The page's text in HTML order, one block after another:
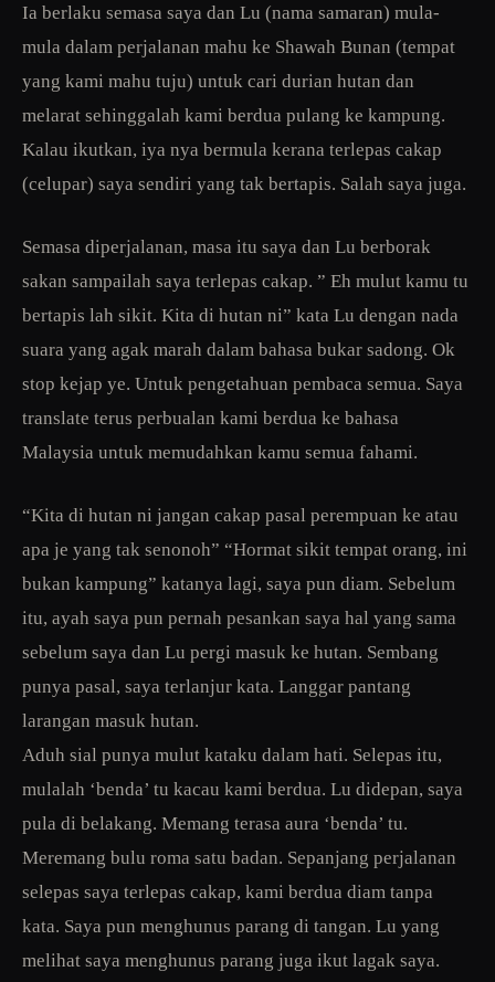
Ia berlaku semasa saya dan Lu (nama samaran) mula-
mula dalam perjalanan mahu ke Shawah Bunan (tempat
yang kami mahu tuju) untuk cari durian hutan dan
melarat sehinggalah kami berdua pulang ke kampung.
Kalau ikutkan, iya nya bermula kerana terlepas cakap
(celupar) saya sendiri yang tak bertapis. Salah saya juga.
Semasa diperjalanan, masa itu saya dan Lu berborak
sakan sampailah saya terlepas cakap. ” Eh mulut kamu tu
bertapis lah sikit. Kita di hutan ni” kata Lu dengan nada
suara yang agak marah dalam bahasa bukar sadong. Ok
stop kejap ye. Untuk pengetahuan pembaca semua. Saya
translate terus perbualan kami berdua ke bahasa
Malaysia untuk memudahkan kamu semua fahami.
“Kita di hutan ni jangan cakap pasal perempuan ke atau
apa je yang tak senonoh” “Hormat sikit tempat orang, ini
bukan kampung” katanya lagi, saya pun diam. Sebelum
itu, ayah saya pun pernah pesankan saya hal yang sama
sebelum saya dan Lu pergi masuk ke hutan. Sembang
punya pasal, saya terlanjur kata. Langgar pantang
larangan masuk hutan.
Aduh sial punya mulut kataku dalam hati. Selepas itu,
mulalah ‘benda’ tu kacau kami berdua. Lu didepan, saya
pula di belakang. Memang terasa aura ‘benda’ tu.
Meremang bulu roma satu badan. Sepanjang perjalanan
selepas saya terlepas cakap, kami berdua diam tanpa
kata. Saya pun menghunus parang di tangan. Lu yang
melihat saya menghunus parang juga ikut lagak saya.